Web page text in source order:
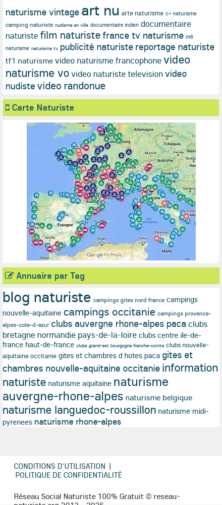
naturisme vintage art nu arte naturisme c+ naturisme
camping naturiste nudisme en ville documentaire indien documentaire
naturistefilm naturistefrance tv naturisme m6
naturisme naturisme tv publicité naturiste reportage naturiste
tf1 naturisme video naturisme francophonevideo
naturisme vo video naturiste televisionvideo
nudistevideo randonue
Carte Naturiste
Annuaire par Tag
blog naturiste campings gites nord france campings
nouvelle-aquitaine campings occitanie campings provence-
alpes-cote-d-azur clubs auvergne rhone-alpes paca clubs
bretagne normandie pays-de-la-loire clubs centre ile-de-
france haut-de-france clubs grand-est bourgogne franche-comte clubs nouvelle-
aquitaine occitanie gites et chambres d hotes paca gites et
chambres nouvelle-aquitaine occitanie information
naturiste naturisme aquitaine naturisme
auvergne-rhone-alpes naturisme belgique
naturisme languedoc-roussillon naturisme midi-
pyrenees naturisme rhone-alpes
CONDITIONS D'UTILISATION |
POLITIQUE DE CONFIDENTIALITÉ
Réseau Social Naturiste 100% Gratuit © reseau-